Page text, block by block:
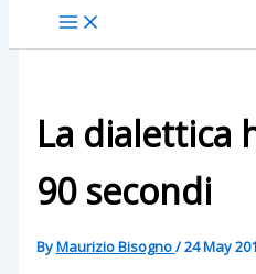
La dialettica
90 secondi
ByMaurizio Bisogno/24 May